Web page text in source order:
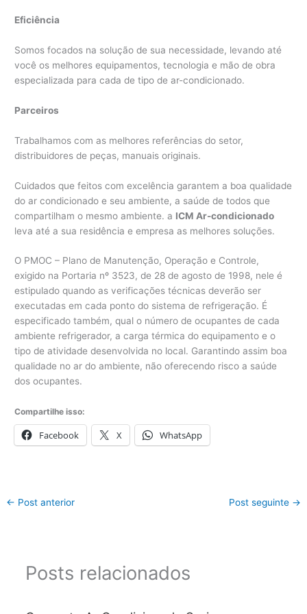
Eficiência
Somos focados na solução de sua necessidade, levando até
você os melhores equipamentos, tecnologia e mão de obra
especializada para cada de tipo de ar-condicionado.
Parceiros
Trabalhamos com as melhores referências do setor,
distribuidores de peças, manuais originais.
Cuidados que feitos com excelência garantem a boa qualidade
do ar condicionado e seu ambiente, a saúde de todos que
compartilham o mesmo ambiente. a ICM Ar-condicionado
leva até a sua residência e empresa as melhores soluções.
O PMOC – Plano de Manutenção, Operação e Controle,
exigido na Portaria nº 3523, de 28 de agosto de 1998, nele é
estipulado quando as verificações técnicas deverão ser
executadas em cada ponto do sistema de refrigeração. É
especificado também, qual o número de ocupantes de cada
ambiente refrigerador, a carga térmica do equipamento e o
tipo de atividade desenvolvida no local. Garantindo assim boa
qualidade no ar do ambiente, não oferecendo risco a saúde
dos ocupantes.
Compartilhe isso:
Facebook X WhatsApp
← Post anterior Post seguinte →
Posts relacionados